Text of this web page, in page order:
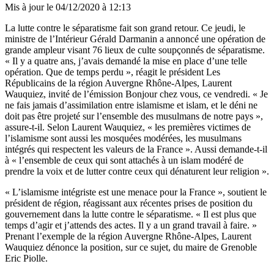
Mis à jour le 04/12/2020 à 12:13
La lutte contre le séparatisme fait son grand retour. Ce jeudi, le
ministre de l’Intérieur Gérald Darmanin a annoncé une opération de
grande ampleur visant 76 lieux de culte soupçonnés de séparatisme.
« Il y a quatre ans, j’avais demandé la mise en place d’une telle
opération. Que de temps perdu », réagit le président Les
Républicains de la région Auvergne Rhône-Alpes, Laurent
Wauquiez, invité de l’émission Bonjour chez vous, ce vendredi. « Je
ne fais jamais d’assimilation entre islamisme et islam, et le déni ne
doit pas être projeté sur l’ensemble des musulmans de notre pays »,
assure-t-il. Selon Laurent Wauquiez, « les premières victimes de
l’islamisme sont aussi les mosquées modérées, les musulmans
intégrés qui respectent les valeurs de la France ». Aussi demande-t-il
à « l’ensemble de ceux qui sont attachés à un islam modéré de
prendre la voix et de lutter contre ceux qui dénaturent leur religion ».
« L’islamisme intégriste est une menace pour la France », soutient le
président de région, réagissant aux récentes prises de position du
gouvernement dans la lutte contre le séparatisme. « Il est plus que
temps d’agir et j’attends des actes. Il y a un grand travail à faire. »
Prenant l’exemple de la région Auvergne Rhône-Alpes, Laurent
Wauquiez dénonce la position, sur ce sujet, du maire de Grenoble
Eric Piolle.